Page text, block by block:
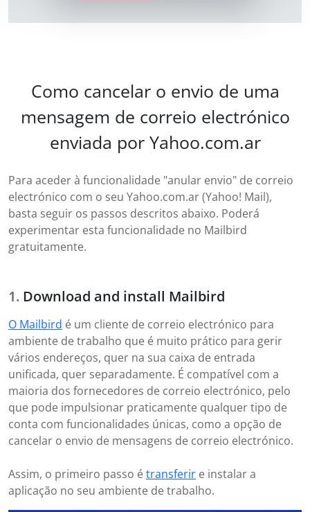
Como cancelar o envio de uma
mensagem de correio electrónico
enviada por Yahoo.com.ar
Para aceder à funcionalidade "anular envio" de correio
electrónico com o seu Yahoo.com.ar (Yahoo! Mail),
basta seguir os passos descritos abaixo. Poderá
experimentar esta funcionalidade no Mailbird
gratuitamente.
Download and install Mailbird
O Mailbird é um cliente de correio electrónico para
ambiente de trabalho que é muito prático para gerir
vários endereços, quer na sua caixa de entrada
unificada, quer separadamente. É compatível com a
maioria dos fornecedores de correio electrónico, pelo
que pode impulsionar praticamente qualquer tipo de
conta com funcionalidades únicas, como a opção de
cancelar o envio de mensagens de correio electrónico.
Assim, o primeiro passo étransferir e instalar a
aplicação no seu ambiente de trabalho.